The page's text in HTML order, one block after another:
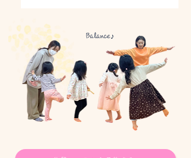
Balance♪